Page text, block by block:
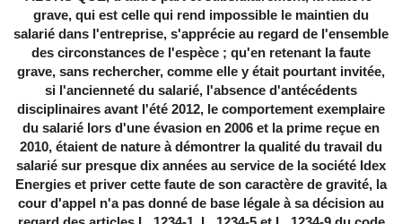
grave, qui est celle qui rend impossible le maintien du
salarié dans l'entreprise, s'apprécie au regard de l'ensemble
des circonstances de l'espèce ; qu'en retenant la faute
grave, sans rechercher, comme elle y était pourtant invitée,
si l'ancienneté du salarié, l'absence d'antécédents
disciplinaires avant l'été 2012, le comportement exemplaire
du salarié lors d'une évasion en 2006 et la prime reçue en
2010, étaient de nature à démontrer la qualité du travail du
salarié sur presque dix années au service de la société Idex
Energies et priver cette faute de son caractère de gravité, la
cour d'appel n'a pas donné de base légale à sa décision au